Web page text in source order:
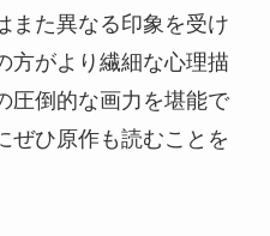
また異なる印象を受け
方がより繊細な心理描
圧倒的な画力を堪能で
ぜひ原作も読むことを